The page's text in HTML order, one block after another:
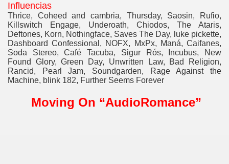
Influencias
Thrice, Coheed and cambria, Thursday, Saosin, Rufio,
Killswitch Engage, Underoath, Chiodos, The Ataris,
Deftones, Korn, Nothingface, Saves The Day, luke pickette,
Dashboard Confessional, NOFX, MxPx, Maná, Caifanes,
Soda Stereo, Café Tacuba, Sigur Rós, Incubus, New
Found Glory, Green Day, Unwritten Law, Bad Religion,
Rancid, Pearl Jam, Soundgarden, Rage Against the
Machine, blink 182, Further Seems Forever
Moving On “AudioRomance”